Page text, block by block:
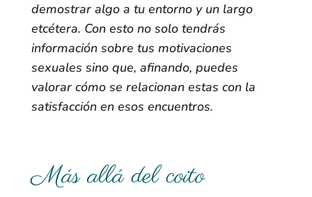
demostrar algo a tu entorno y un largo
etcétera. Con esto no solo tendrás
información sobre tus motivaciones
sexuales sino que, afinando, puedes
valorar cómo se relacionan estas con la
satisfacción en esos encuentros.
Más allá del coito